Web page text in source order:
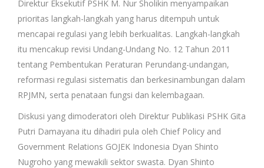
Direktur Eksekutif PSHK M. Nur Sholikin menyampaikan
prioritas langkah-langkah yang harus ditempuh untuk
mencapai regulasi yang lebih berkualitas. Langkah-langkah
itu mencakup revisi Undang-Undang No. 12 Tahun 2011
tentang Pembentukan Peraturan Perundang-undangan,
reformasi regulasi sistematis dan berkesinambungan dalam
RPJMN, serta penataan fungsi dan kelembagaan.
Diskusi yang dimoderatori oleh Direktur Publikasi PSHK Gita
Putri Damayana itu dihadiri pula oleh Chief Policy and
Government Relations GOJEK Indonesia Dyan Shinto
Nugroho yang mewakili sektor swasta. Dyan Shinto